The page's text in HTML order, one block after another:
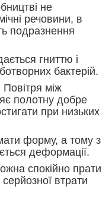
не
речовини, в
подразнення
гниттю і
бактерій.
Повітря між
полотну добре
при низьких
форму, а тому з
деформації.
спокійно прати
втрати